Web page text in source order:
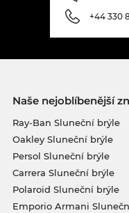
+44 330
Naše nejoblíbenější
Ray-Ban Sluneční brýle
Oakley Sluneční brýle
Persol Sluneční brýle
Carrera Sluneční brýle
Polaroid Sluneční brýle
Emporio Armani